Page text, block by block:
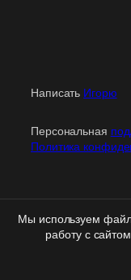
Мы используем
работу с
Написать Игорю
Персональная
Политика